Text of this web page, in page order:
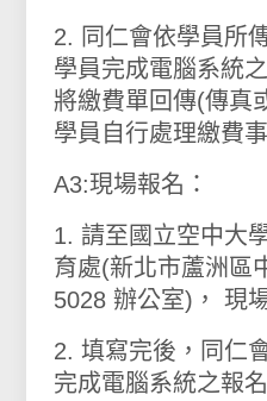
2. 同仁會依學員所
學員完成電腦系統
將繳費單回傳(傳真
學員自行處理繳費事
A3:現場報名：
1. 請至國立空中大
育處(新北市蘆洲區
5028 辦公室)， 現
2. 填寫完後，同仁
完成電腦系統之報